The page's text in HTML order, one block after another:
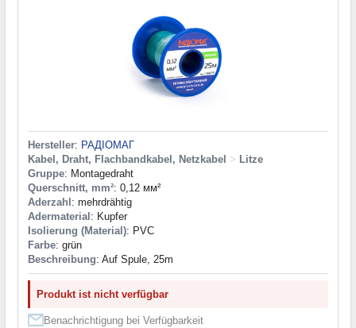
Hersteller: РАДІОМАГ
Kabel, Draht, Flachbandkabel, Netzkabel > Litze
Gruppe: Montagedraht
Querschnitt, mm²: 0,12 мм²
Aderzahl : mehrdrähtig
Adermaterial : Kupfer
Isolierung (Material): PVC
Farbe: grün
Beschreibung: Auf Spule, 25m
Produkt ist nicht verfügbar
Benachrichtigung bei Verfügbarkeit